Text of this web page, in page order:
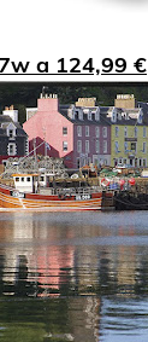
a 124,99 €